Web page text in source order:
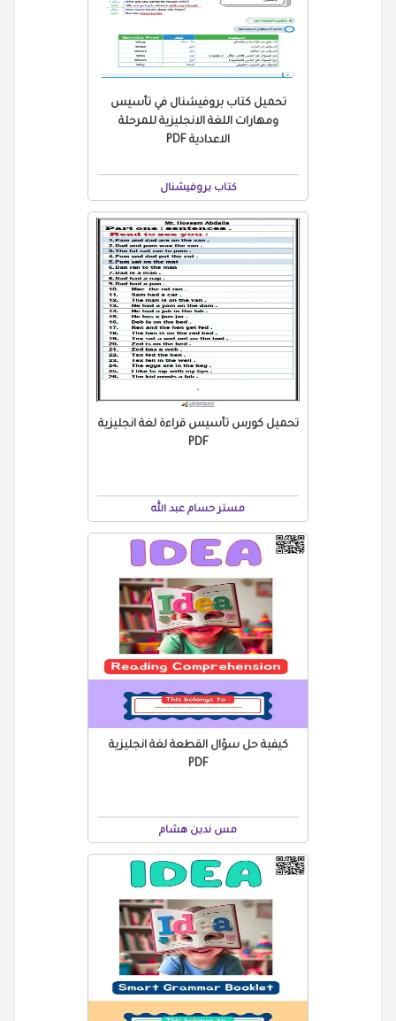
تحميل كتاب بروفيشنال في تأسيس
ومهارات اللغة الانجليزية للمرحلة
الاعدادية PDF
كتاب بروفيشنال
تحميل كورس تأسيس قراءة لغة انجليزية
PDF
مستر حسام عبد الله
كيفية حل سؤال القطعة لغة انجليزية
PDF
مس ندين هشام